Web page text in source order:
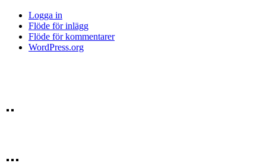
Logga in
Flöde för inlägg
Flöde för kommentarer
WordPress.org